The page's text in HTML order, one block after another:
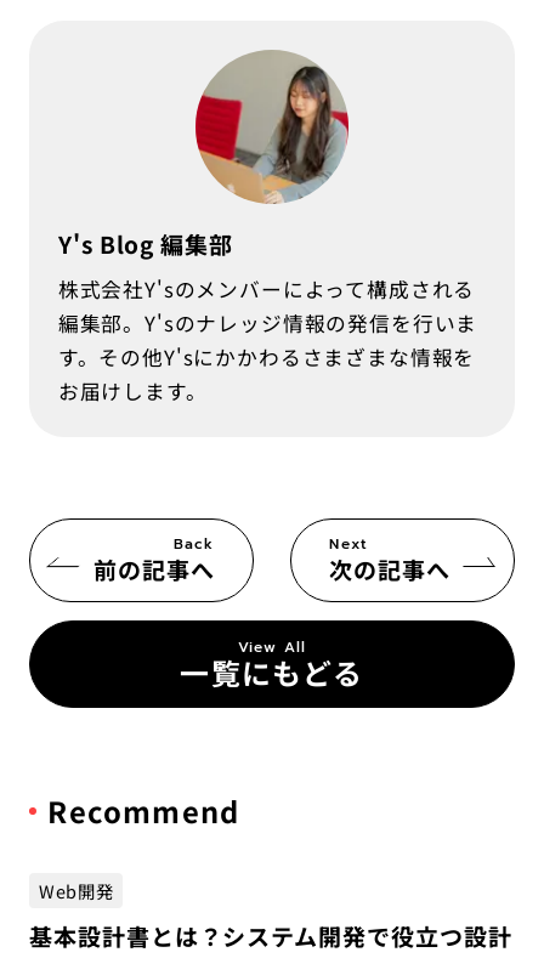
Y's Blog 編集部
株式会社Y'sのメンバーによって構成される
編集部。Y'sのナレッジ情報の発信を行いま
す。その他Y'sにかかわるさまざまな情報を
お届けします。
Back
前の記事へ
Next
次の記事へ
View All
一覧にもどる
Recommend
Web開発
基本設計書とは？システム開発で役立つ設計